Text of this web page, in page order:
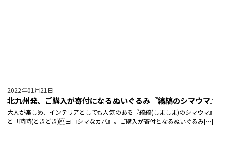
2022年01月21日
北九州発、ご購入が寄付になるぬいぐるみ『縞縞のシマウマ』
大人が楽しめ、インテリアとしても人気のある『縞縞(しましま)のシマウマ』
と「時時(ときどき)ヨコシマなカバ』。ご購入が寄付となるぬいぐるみ[…]